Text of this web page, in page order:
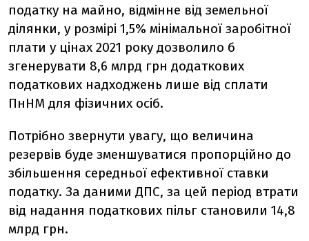
податку на майно, відмінне від земельної
ділянки, у розмірі 1,5% мінімальної заробітної
плати у цінах 2021 року дозволило б
згенерувати 8,6 млрд грн додаткових
податкових надходжень лише від сплати
ПнНМ для фізичних осіб.
Потрібно звернути увагу, що величина
резервів буде зменшуватися пропорційно до
збільшення середньої ефективної ставки
податку. За даними ДПС, за цей період втрати
від надання податкових пільг становили 14,8
млрд грн.